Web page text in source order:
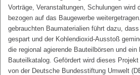
Vorträge, Veranstaltungen, Schulungen wird
bezogen auf das Baugewerbe
gebrauchten Baumaterialien führt dazu,
gespart und der Kohlendioxid-Ausstoß
die regional agierende Bauteilbörsen und ein
Bauteilkatalog. Gefördert wird dieses
von der Deutsche Bundesstiftung Umwelt